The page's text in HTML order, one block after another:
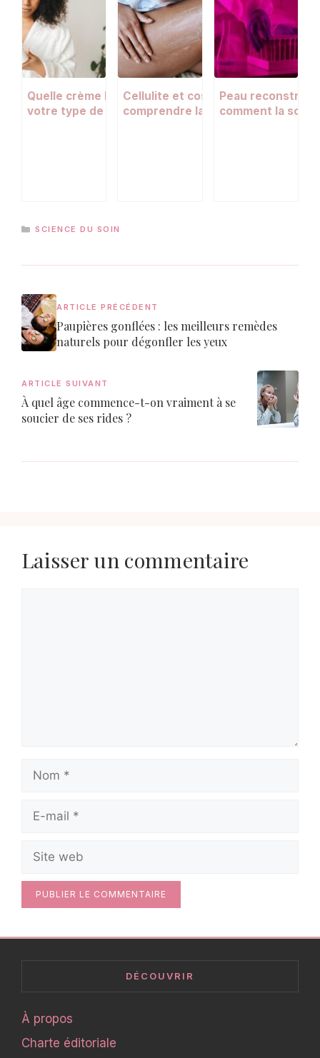
Quelle crème hydratante choisir selon
votre type de peau ?
Cellulite et cosmétologie :
comprendre la peau d’orange pour
Peau
comment la
CATÉGORIES
SCIENCE DU SOIN
ARTICLE PRÉCÉDENT
Paupières gonflées : les meilleurs remèdes
naturels pour dégonfler les yeux
ARTICLE SUIVANT
À quel âge commence-t-on vraiment à se
soucier de ses rides ?
Laisser un commentaire
Nom
Site
web
DÉCOUVRIR
À propos
Charte éditoriale